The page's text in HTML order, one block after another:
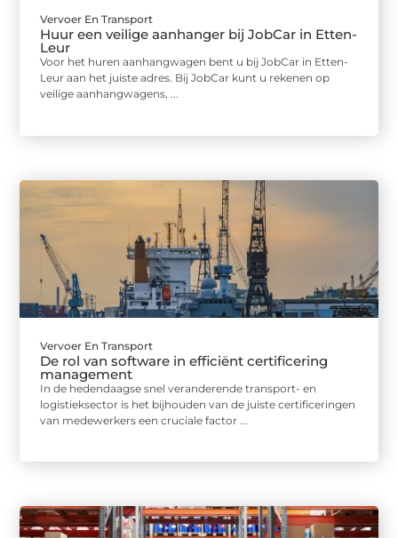
Vervoer En Transport
Huur een veilige aanhanger bij JobCar in Etten-
Leur
Voor het huren aanhangwagen bent u bij JobCar in Etten-
Leur aan het juiste adres. Bij JobCar kunt u rekenen op
veilige aanhangwagens, ...
Vervoer En Transport
De rol van software in efficiënt certificering
management
In de hedendaagse snel veranderende transport- en
logistieksector is het bijhouden van de juiste certificeringen
van medewerkers een cruciale factor ...